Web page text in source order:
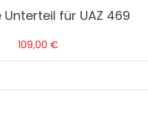
Unterteil für UAZ 469
109,00 €